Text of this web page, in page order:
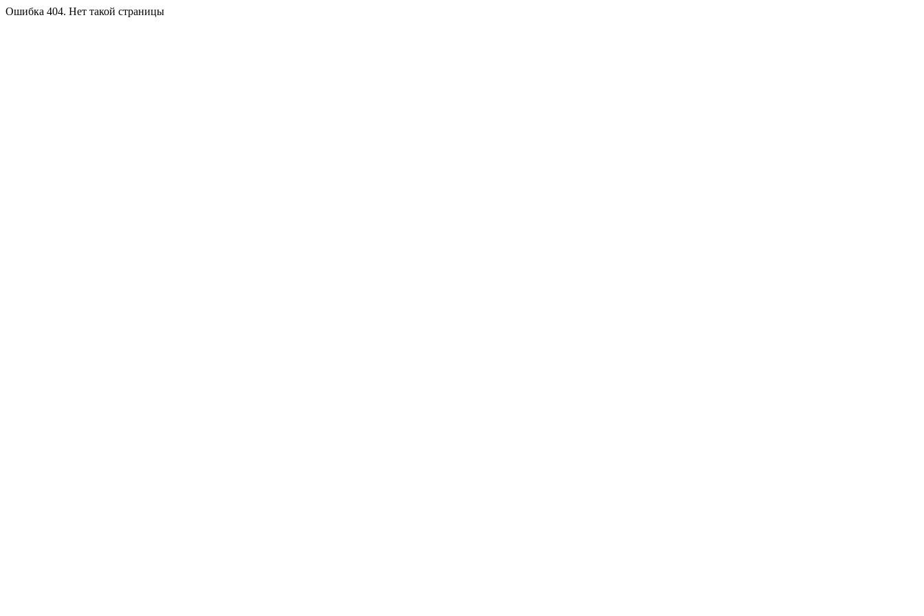
Ошибка 404. Нет такой страницы